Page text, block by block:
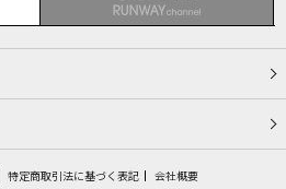
特定商取引法に基づく表記 会社概要